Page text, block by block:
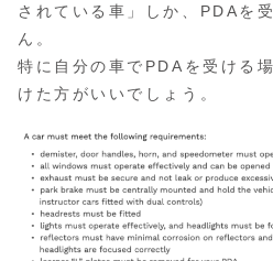
されている車」しか、PDAを
ん。
特に自分の車でPDAを受ける
けた方がいいでしょう。